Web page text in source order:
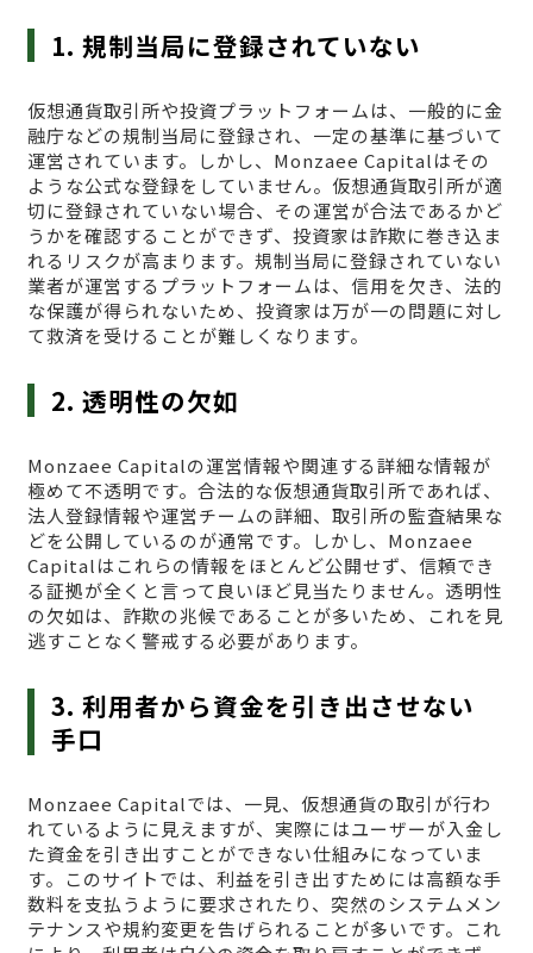
1. 規制当局に登録されていない
仮想通貨取引所や投資プラットフォームは、一般的に金
融庁などの規制当局に登録され、一定の基準に基づいて
運営されています。しかし、Monzaee Capitalはその
ような公式な登録をしていません。仮想通貨取引所が適
切に登録されていない場合、その運営が合法であるかど
うかを確認することができず、投資家は詐欺に巻き込ま
れるリスクが高まります。規制当局に登録されていない
業者が運営するプラットフォームは、信用を欠き、法的
な保護が得られないため、投資家は万が一の問題に対し
て救済を受けることが難しくなります。
2. 透明性の欠如
Monzaee Capitalの運営情報や関連する詳細な情報が
極めて不透明です。合法的な仮想通貨取引所であれば、
法人登録情報や運営チームの詳細、取引所の監査結果な
どを公開しているのが通常です。しかし、Monzaee
Capitalはこれらの情報をほとんど公開せず、信頼でき
る証拠が全くと言って良いほど見当たりません。透明性
の欠如は、詐欺の兆候であることが多いため、これを見
逃すことなく警戒する必要があります。
3. 利用者から資金を引き出させない
手口
Monzaee Capitalでは、一見、仮想通貨の取引が行わ
れているように見えますが、実際にはユーザーが入金し
た資金を引き出すことができない仕組みになっていま
す。このサイトでは、利益を引き出すためには高額な手
数料を支払うように要求されたり、突然のシステムメン
テナンスや規約変更を告げられることが多いです。これ